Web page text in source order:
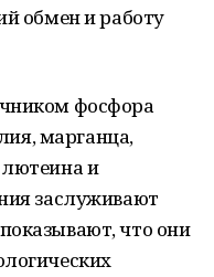
обмен и работу
фосфора
марганца,
и
заслуживают
что они